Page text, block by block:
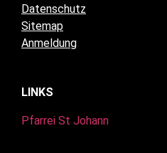
Datenschutz
Sitemap
Anmeldung
LINKS
Pfarrei St Johann